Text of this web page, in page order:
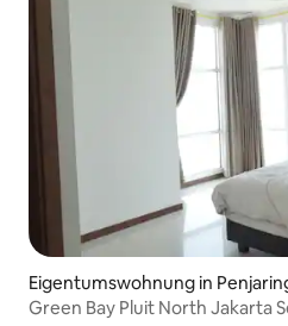
Eigentumswohnung in
Green Bay Pluit North Jakarta